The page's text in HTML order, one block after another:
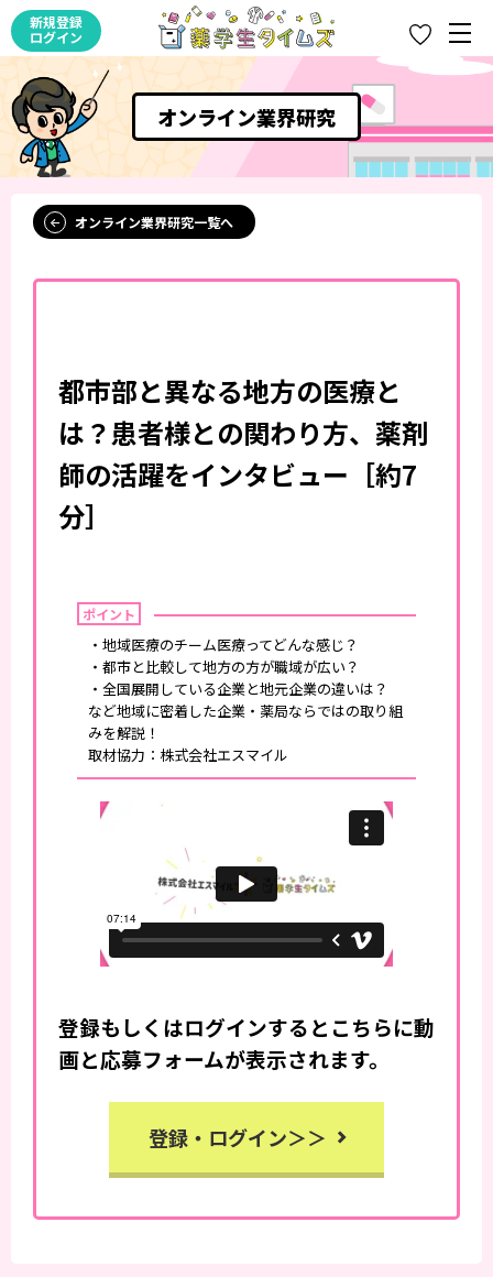
新規登録
ログイン
オンライン業界研究
オンライン業界研究一覧へ
都市部と異なる地方の医療と
は？患者様との関わり方、薬剤
師の活躍をインタビュー［約7
分］
ポイント
・地域医療のチーム医療ってどんな感じ？
・都市と比較して地方の方が職域が広い？
・全国展開している企業と地元企業の違いは？
など地域に密着した企業・薬局ならではの取り組
みを解説！
取材協力：株式会社エスマイル
登録もしくはログインするとこちらに動
画と応募フォームが表示されます。
登録・ログイン＞＞